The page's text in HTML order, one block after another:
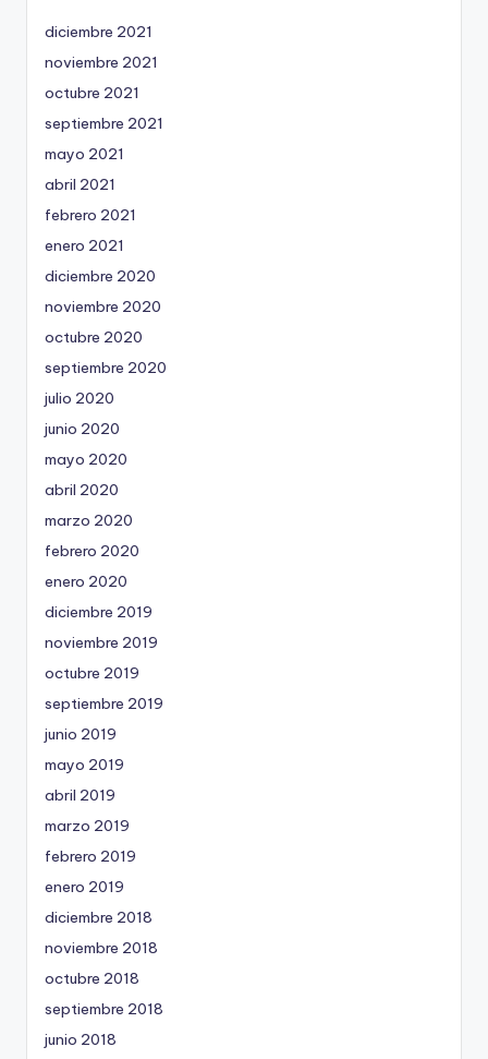
diciembre 2021
noviembre 2021
octubre 2021
septiembre 2021
mayo 2021
abril 2021
febrero 2021
enero 2021
diciembre 2020
noviembre 2020
octubre 2020
septiembre 2020
julio 2020
junio 2020
mayo 2020
abril 2020
marzo 2020
febrero 2020
enero 2020
diciembre 2019
noviembre 2019
octubre 2019
septiembre 2019
junio 2019
mayo 2019
abril 2019
marzo 2019
febrero 2019
enero 2019
diciembre 2018
noviembre 2018
octubre 2018
septiembre 2018
junio 2018